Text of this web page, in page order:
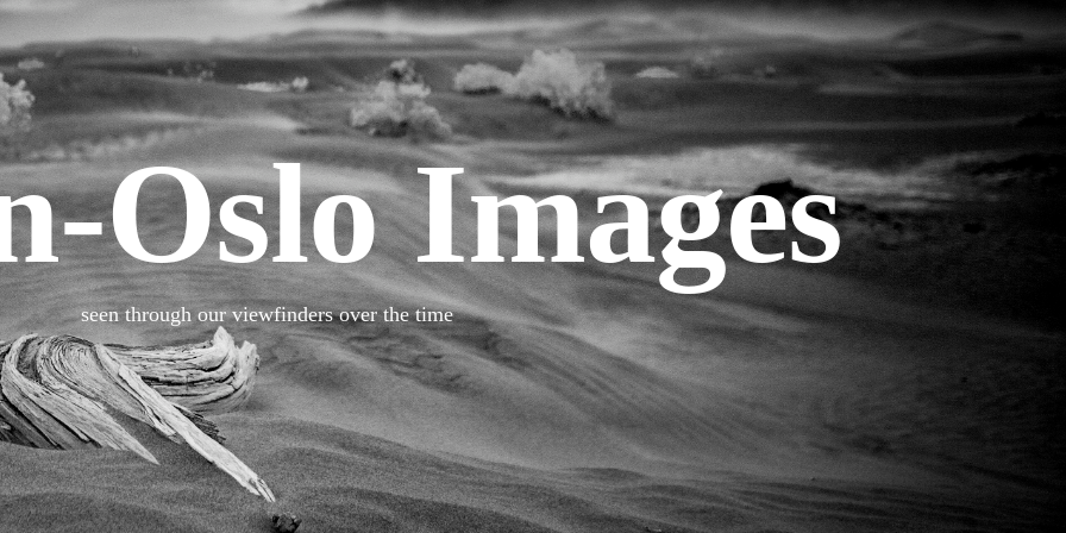
Oslo Images
seen through our viewfinders over the time